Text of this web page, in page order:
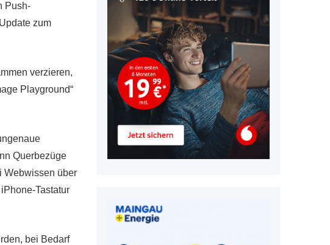
Push-
zum
verzieren,
Playground“
Querbezüge
Webwissen über
Tastatur
bei Bedarf